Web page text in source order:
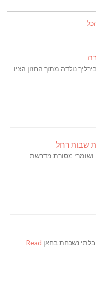
נולדה מתוך החזון הציו
שבות רחל
ושומרי מסורת מדרשת
בלתי נשכחת בחאן Read